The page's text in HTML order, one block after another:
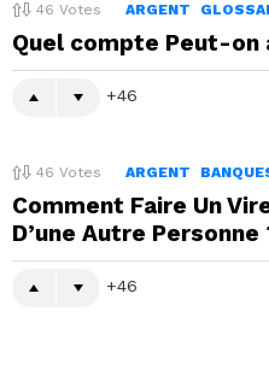
46 Votes ARGENT
Quel compte Peut-on
46
46 Votes ARGENT
Comment Faire Un
D’une Autre Personne
46